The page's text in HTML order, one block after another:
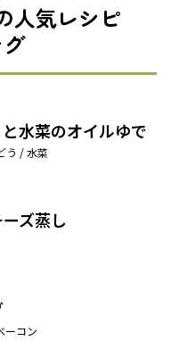
人気レシピ
水菜のオイルゆで
う / 水菜
ズ蒸し
ーコン